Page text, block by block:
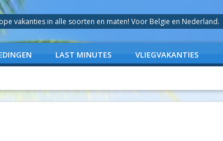
vakanties in alle soorten en maten! Voor Belgie en Nederland.
LAST MINUTES VLIEGVAKANTIES